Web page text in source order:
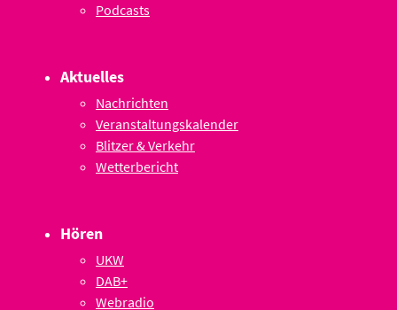
Podcasts
Aktuelles
Nachrichten
Veranstaltungskalender
Blitzer & Verkehr
Wetterbericht
Hören
UKW
DAB+
Webradio